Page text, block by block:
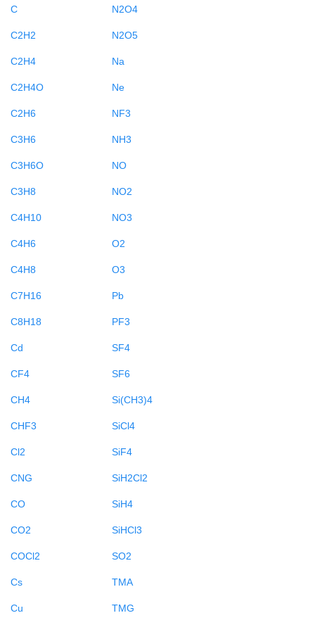
C
C2H2
C2H4
C2H4O
C2H6
C3H6
C3H6O
C3H8
C4H10
C4H6
C4H8
C7H16
C8H18
Cd
CF4
CH4
CHF3
Cl2
CNG
CO
CO2
COCl2
Cs
Cu
N2O4
N2O5
Na
Ne
NF3
NH3
NO
NO2
NO3
O2
O3
Pb
PF3
SF4
SF6
Si(CH3)4
SiCl4
SiF4
SiH2Cl2
SiH4
SiHCl3
SO2
TMA
TMG